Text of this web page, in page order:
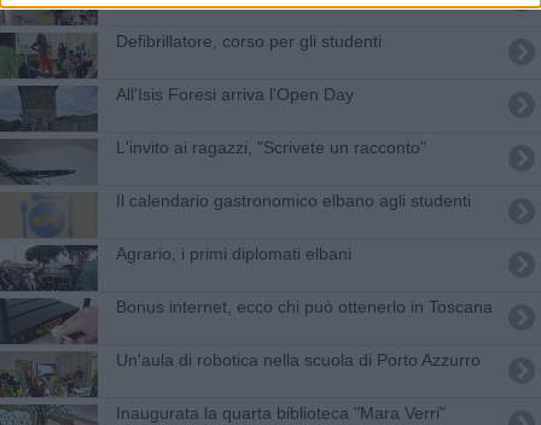
Defibrillatore, corso per gli studenti
All'Isis Foresi arriva l'Open Day
L'invito ai ragazzi, "Scrivete un racconto"
Il calendario gastronomico elbano agli studenti
Agrario, i primi diplomati elbani
Bonus internet, ecco chi può ottenerlo in Toscana
Un'aula di robotica nella scuola di Porto Azzurro
Inaugurata la quarta biblioteca "Mara Verri"